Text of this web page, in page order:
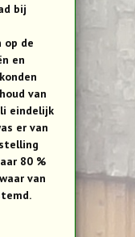
bij
op de
en
van
eindelijk
er van
80 %
van